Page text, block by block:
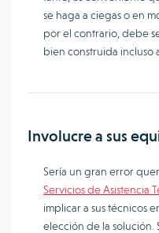
se haga a ciegas o en
por el contrario, debe
bien construida incluso
Involucre a sus
Sería un gran error
Servicios de Asistencia
implicar a sus técnicos
elección de la solución.